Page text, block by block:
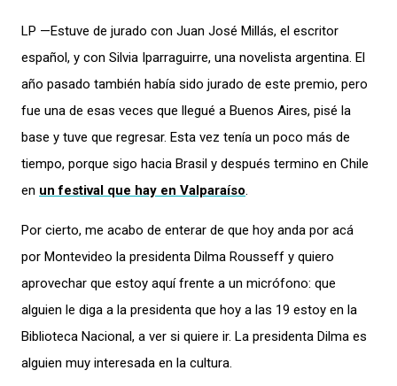
LP —Estuve de jurado con Juan José Millás, el escritor
español, y con Silvia Iparraguirre, una novelista argentina. El
año pasado también había sido jurado de este premio, pero
fue una de esas veces que llegué a Buenos Aires, pisé la
base y tuve que regresar. Esta vez tenía un poco más de
tiempo, porque sigo hacia Brasil y después termino en Chile
en un festival que hay en Valparaíso.
Por cierto, me acabo de enterar de que hoy anda por acá
por Montevideo la presidenta Dilma Rousseff y quiero
aprovechar que estoy aquí frente a un micrófono: que
alguien le diga a la presidenta que hoy a las 19 estoy en la
Biblioteca Nacional, a ver si quiere ir. La presidenta Dilma es
alguien muy interesada en la cultura.